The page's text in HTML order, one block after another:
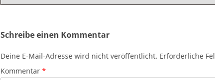
Schreibe einen Kommentar
Deine E-Mail-Adresse wird nicht veröffentlicht. Erforderliche
Kommentar *